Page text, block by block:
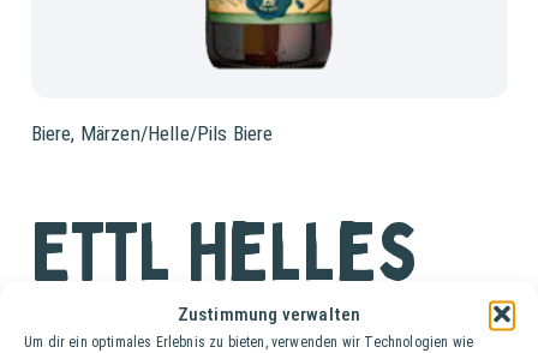
Zustimmung verwalten
Um dir ein optimales Erlebnis zu bieten, verwenden wir Technologien wie
Biere, Märzen/Helle/Pils Biere
Ettl Helles
Ki. (20 Fl. à 0,5 lt.)